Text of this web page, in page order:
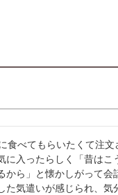
食べてもらいたくて注
入ったらしく「昔は
ら」と懐かしがって会
気遣いが感じられ、気